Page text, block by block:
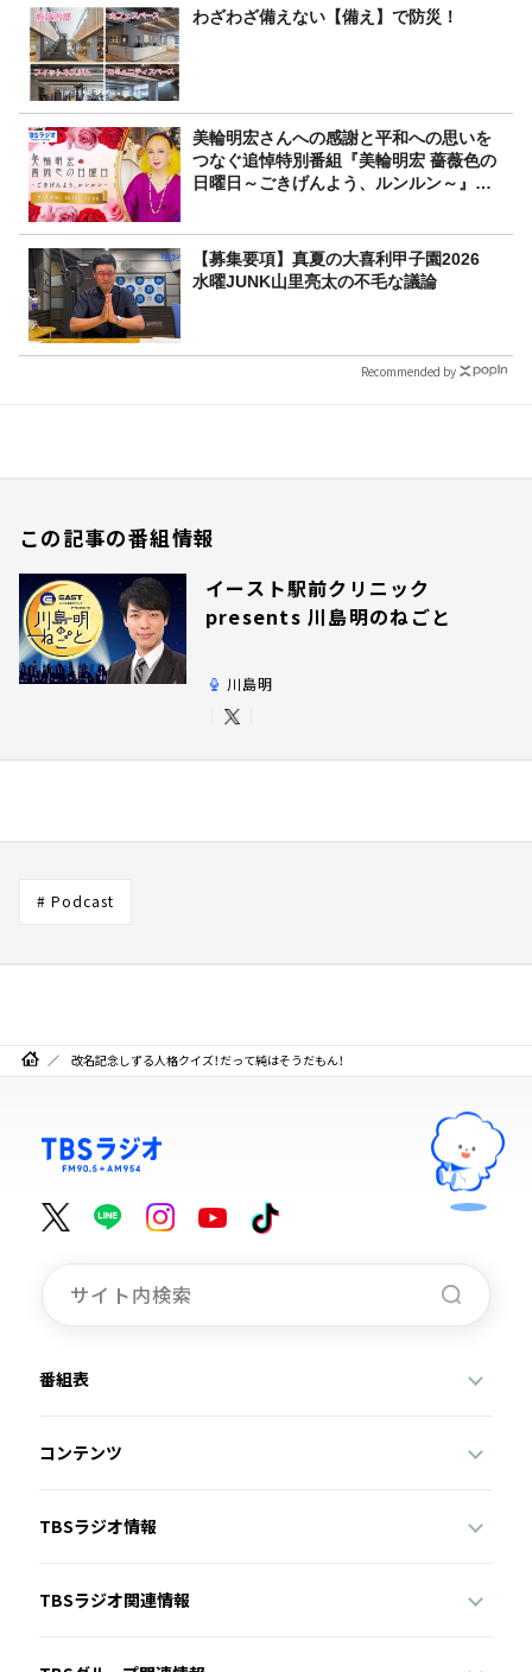
わざわざ備えない【備え】で防災！
美輪明宏さんへの感謝と平和への思いを
つなぐ追悼特別番組『美輪明宏 薔薇色の
日曜日～ごきげんよう、ルンルン～』
【募集要項】真夏の大喜利甲子園2026
水曜JUNK山里亮太の不毛な議論
Recommended by
この記事の番組情報
イースト駅前クリニック
presents 川島明のねごと
川島明
# Podcast
改名記念しずる人格クイズ！だって純はそうだもん！
番組表
コンテンツ
TBSラジオ情報
TBSラジオ関連情報